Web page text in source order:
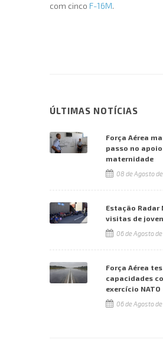
com cinco F-16M.
ÚLTIMAS NOTÍCIAS
Força Aérea
passo no apoio
maternidade
08 de Agosto
Estação Radar
visitas de
06 de Agosto
Força Aérea
capacidades
exercício NATO
06 de Agosto